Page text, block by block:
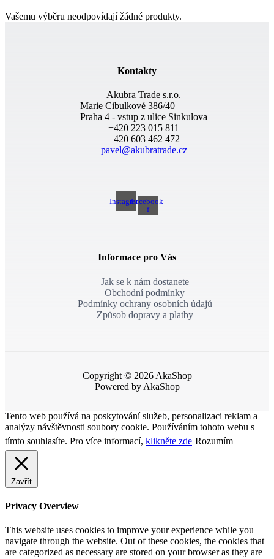
Vašemu výběru neodpovídají žádné produkty.
Kontakty
Akubra Trade s.r.o.
Marie Cibulkové 386/40
Praha 4 - vstup z ulice Sinkulova
+420 223 015 811
+420 603 462 472
pavel@akubratrade.cz
InstagramFacebook-
f
Informace pro Vás
Jak se k nám dostanete
Obchodní podmínky
Podmínky ochrany osobních údajů
Způsob dopravy a platby
Copyright © 2026 AkaShop
Powered by AkaShop
Tento web používá na poskytování služeb, personalizaci reklam a
analýzy návštěvnosti soubory cookie. Používáním tohoto webu s
tímto souhlasíte. Pro více informací, klikněte zde Rozumím
Zavřít
Privacy Overview
This website uses cookies to improve your experience while you
navigate through the website. Out of these cookies, the cookies that
are categorized as necessary are stored on your browser as they are